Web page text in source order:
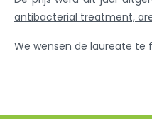
antibacterial treatment,
We wensen de laureate te